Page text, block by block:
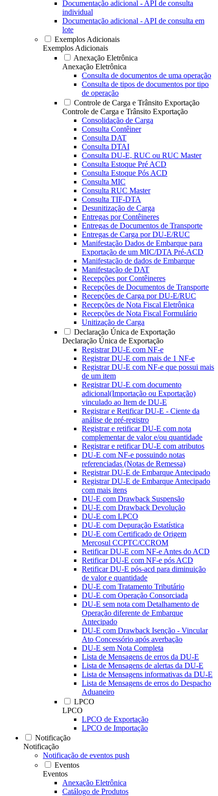
Documentação adicional - API de consulta
individual
Documentação adicional - API de consulta em
lote
Exemplos Adicionais
Exemplos Adicionais
Anexação Eletrônica
Anexação Eletrônica
Consulta de documentos de uma operação
Consulta de tipos de documentos por tipo
de operação
Controle de Carga e Trânsito Exportação
Controle de Carga e Trânsito Exportação
Consolidação de Carga
Consulta Contêiner
Consulta DAT
Consulta DTAI
Consulta DU-E, RUC ou RUC Master
Consulta Estoque Pré ACD
Consulta Estoque Pós ACD
Consulta MIC
Consulta RUC Master
Consulta TIF-DTA
Desunitização de Carga
Entregas por Contêineres
Entregas de Documentos de Transporte
Entregas de Carga por DU-E/RUC
Manifestação Dados de Embarque para
Exportação de um MIC/DTA Pré-ACD
Manifestação de dados de Embarque
Manifestação de DAT
Recepções por Contêineres
Recepções de Documentos de Transporte
Recepções de Carga por DU-E/RUC
Recepções de Nota Fiscal Eletrônica
Recepções de Nota Fiscal Formulário
Unitização de Carga
Declaração Única de Exportação
Declaração Única de Exportação
Registrar DU-E com NF-e
Registrar DU-E com mais de 1 NF-e
Registrar DU-E com NF-e que possui mais
de um item
Registrar DU-E com documento
adicional(Importação ou Exportação)
vinculado ao Item de DU-E
Registrar e Retificar DU-E - Ciente da
análise de pré-registro
Registrar e retificar DU-E com nota
complementar de valor e/ou quantidade
Registrar e retificar DU-E com atributos
DU-E com NF-e possuindo notas
referenciadas (Notas de Remessa)
Registrar DU-E de Embarque Antecipado
Registrar DU-E de Embarque Antecipado
com mais itens
DU-E com Drawback Suspensão
DU-E com Drawback Devolução
DU-E com LPCO
DU-E com Depuração Estatística
DU-E com Certificado de Origem
Mercosul CCPTC/CCROM
Retificar DU-E com NF-e Antes do ACD
Retificar DU-E com NF-e pós ACD
Retificar DU-E pós-acd para diminuição
de valor e quantidade
DU-E com Tratamento Tributário
DU-E com Operação Consorciada
DU-E sem nota com Detalhamento de
Operação diferente de Embarque
Antecipado
DU-E com Drawback Isenção - Vincular
Ato Concessório após averbação
DU-E sem Nota Completa
Lista de Mensagens de erros da DU-E
Lista de Mensagens de alertas da DU-E
Lista de Mensagens informativas da DU-E
Lista de Mensagens de erros do Despacho
Aduaneiro
LPCO
LPCO
LPCO de Exportação
LPCO de Importação
Notificação
Notificação
Notificação de eventos push
Eventos
Eventos
Anexação Eletrônica
Catálogo de Produtos